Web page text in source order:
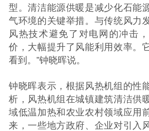
型。清洁能源供暖是减少化石能
气环境的关键举措。与传统风力
风热技术避免了对电网的冲击
价，大幅提升了风能利用效率。
看到。”钟晓晖说。
钟晓晖表示，根据风热机组的性
析，风热机组在城镇建筑清洁供
域低温加热和农业农村领域应用
来，一些地方政府、企业对引入